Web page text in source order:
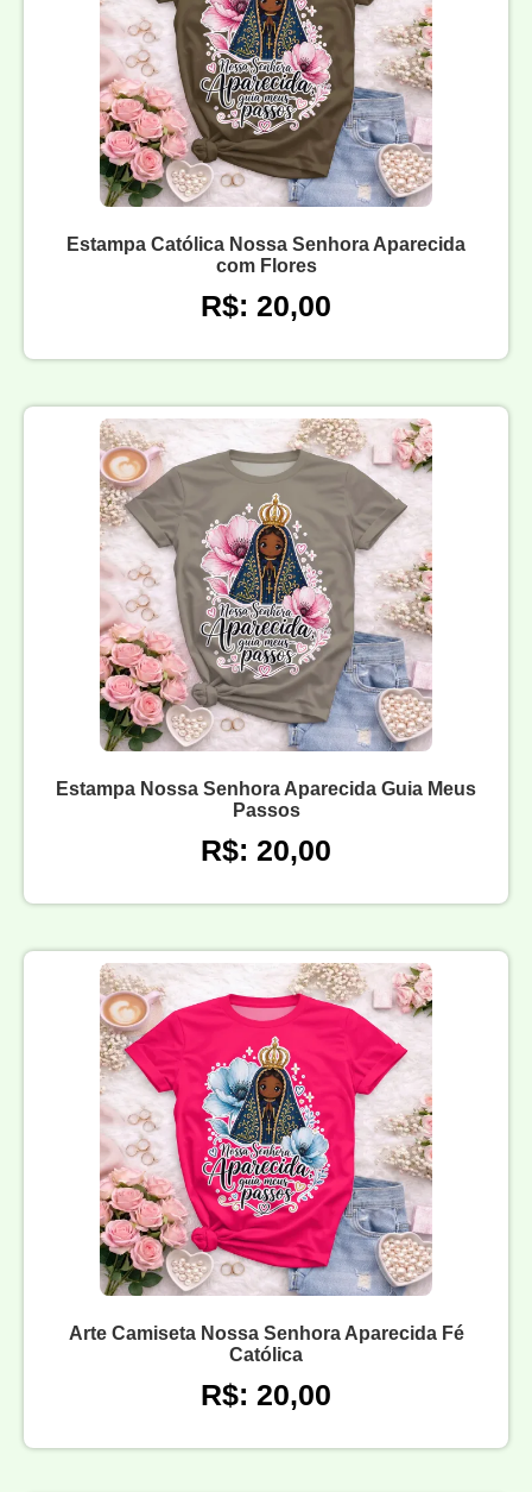
Estampa Católica Nossa Senhora Aparecida
com Flores
R$: 20,00
Estampa Nossa Senhora Aparecida Guia Meus
Passos
R$: 20,00
Arte Camiseta Nossa Senhora Aparecida Fé
Católica
R$: 20,00